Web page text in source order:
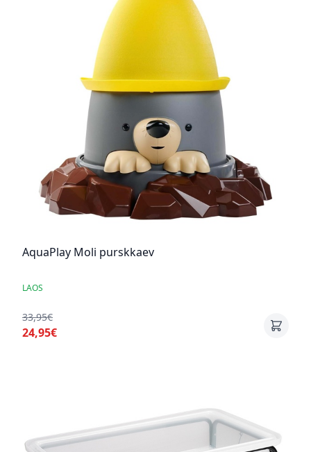
AquaPlay Moli purskkaev
LAOS
33,95€
24,95€